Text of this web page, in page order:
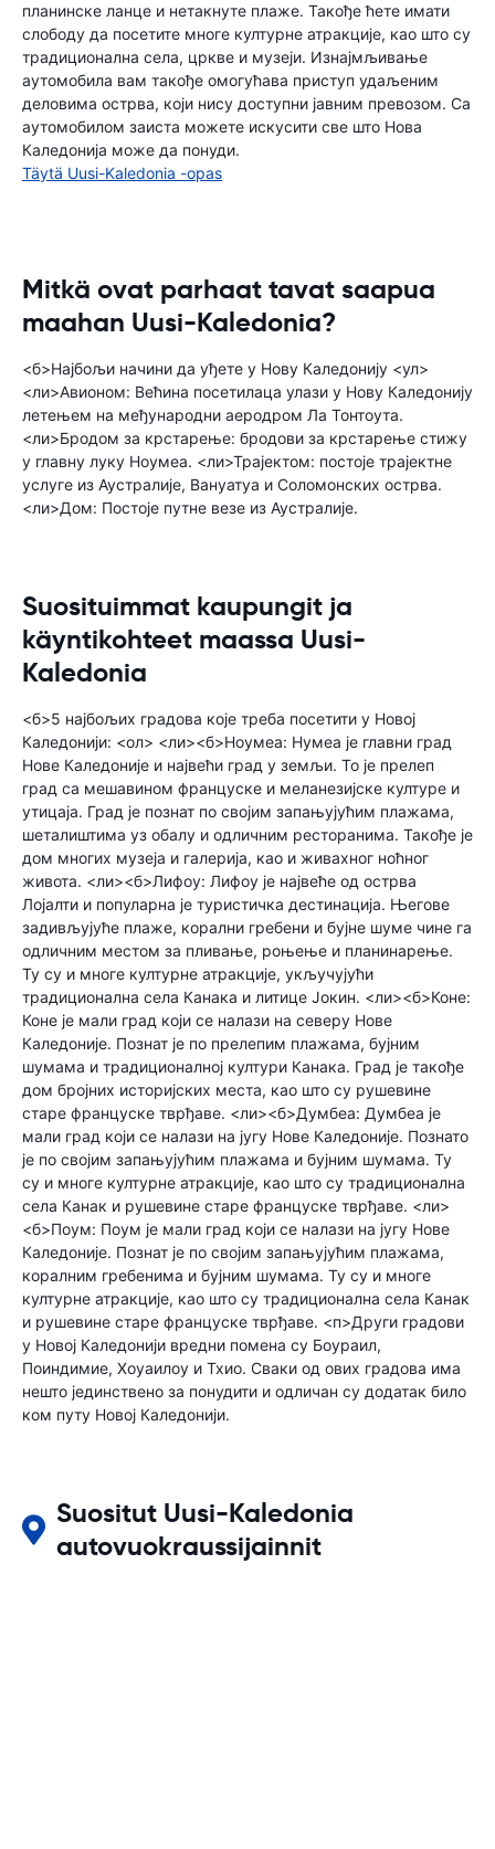
планинске ланце и нетакнуте плаже. Такође ћете имати
слободу да посетите многе културне атракције, као што су
традиционална села, цркве и музеји. Изнајмљивање
аутомобила вам такође омогућава приступ удаљеним
деловима острва, који нису доступни јавним превозом. Са
аутомобилом заиста можете искусити све што Нова
Каледонија може да понуди.
Täytä Uusi-Kaledonia -opas
Mitkä ovat parhaat tavat saapua
maahan Uusi-Kaledonia?
<б>Најбољи начини да уђете у Нову Каледонију <ул>
<ли>Авионом: Већина посетилаца улази у Нову Каледонију
летењем на међународни аеродром Ла Тонтоута.
<ли>Бродом за крстарење: бродови за крстарење стижу
у главну луку Ноумеа. <ли>Трајектом: постоје трајектне
услуге из Аустралије, Вануатуа и Соломонских острва.
<ли>Дом: Постоје путне везе из Аустралије.
Suosituimmat kaupungit ja
käyntikohteet maassa Uusi-
Kaledonia
<б>5 најбољих градова које треба посетити у Новој
Каледонији: <ол> <ли><б>Ноумеа: Нумеа је главни град
Нове Каледоније и највећи град у земљи. То је прелеп
град са мешавином француске и меланезијске културе и
утицаја. Град је познат по својим запањујућим плажама,
шеталиштима уз обалу и одличним ресторанима. Такође је
дом многих музеја и галерија, као и живахног ноћног
живота. <ли><б>Лифоу: Лифоу је највеће од острва
Лојалти и популарна је туристичка дестинација. Његове
задивљујуће плаже, корални гребени и бујне шуме чине га
одличним местом за пливање, роњење и планинарење.
Ту су и многе културне атракције, укључујући
традиционална села Канака и литице Јокин. <ли><б>Коне:
Коне је мали град који се налази на северу Нове
Каледоније. Познат је по прелепим плажама, бујним
шумама и традиционалној култури Канака. Град је такође
дом бројних историјских места, као што су рушевине
старе француске тврђаве. <ли><б>Думбеа: Думбеа је
мали град који се налази на југу Нове Каледоније. Познато
је по својим запањујућим плажама и бујним шумама. Ту
су и многе културне атракције, као што су традиционална
села Канак и рушевине старе француске тврђаве. <ли>
<б>Поум: Поум је мали град који се налази на југу Нове
Каледоније. Познат је по својим запањујућим плажама,
коралним гребенима и бујним шумама. Ту су и многе
културне атракције, као што су традиционална села Канак
и рушевине старе француске тврђаве. <п>Други градови
у Новој Каледонији вредни помена су Боураил,
Поиндимие, Хоуаилоу и Тхио. Сваки од ових градова има
нешто јединствено за понудити и одличан су додатак било
ком путу Новој Каледонији.
Suositut Uusi-Kaledonia
autovuokraussijainnit